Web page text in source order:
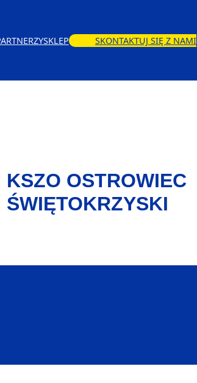
SKLEP SKONTAKTUJ SIĘ Z NAMI
KSZO OSTROWIEC
ŚWIĘTOKRZYSKI